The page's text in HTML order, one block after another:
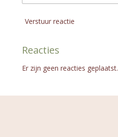
Verstuur reactie
Reacties
Er zijn geen reacties geplaatst.